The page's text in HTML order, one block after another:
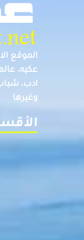
الموقع
عكيه،
ادب،
وغيرها